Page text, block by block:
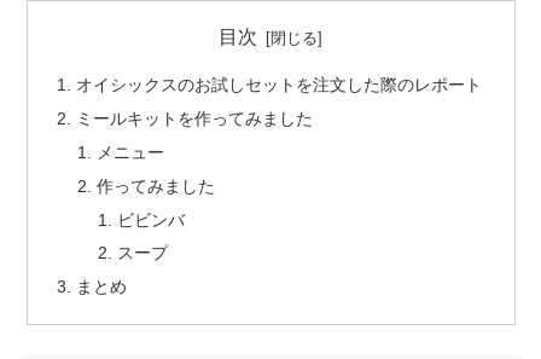
目次
オイシックスのお試しセットを注文した際のレポート
ミールキットを作ってみました
メニュー
作ってみました
ビビンバ
スープ
まとめ